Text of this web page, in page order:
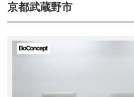
京都武蔵野市